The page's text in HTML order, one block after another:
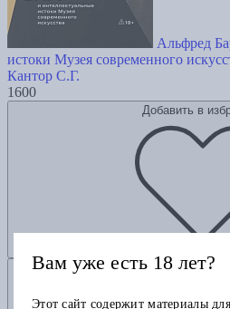
Альфред
истоки Музея современного
Кантор С.Г.
1600
Добавить в
Добавить в
Вам уже есть 18 лет?
Этот сайт содержит материалы